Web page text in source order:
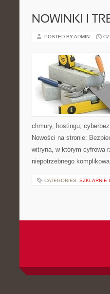
NOWINKI I
POSTED BY ADMIN
chmury, hostingu,
Nowości na stronie:
witryna, w którym cyfrowa
niepotrzebnego
CATEGORIES: SZKLARNIE